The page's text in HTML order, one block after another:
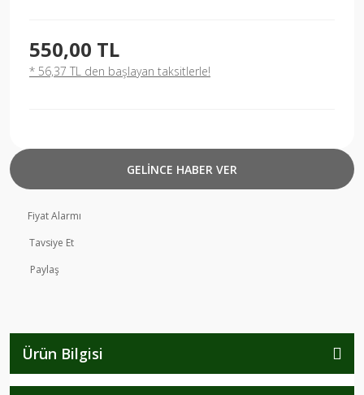
550,00 TL
* 56,37 TL den başlayan taksitlerle!
GELİNCE HABER VER
Fiyat Alarmı
Tavsiye Et
Paylaş
Ürün Bilgisi